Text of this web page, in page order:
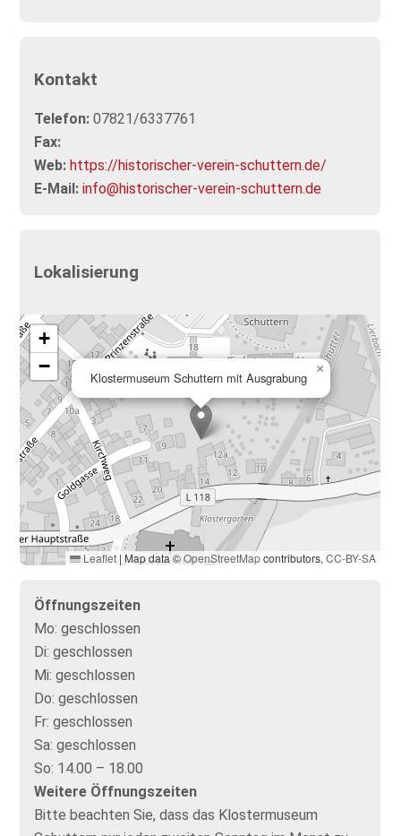
Kontakt
Telefon: 07821/6337761
Fax:
Web: https://historischer-verein-schuttern.de/
E-Mail: info@historischer-verein-schuttern.de
Lokalisierung
Klostermuseum Schuttern mit Ausgrabung
×
+
−
Leaflet | Map data ©OpenStreetMapcontributors,CC-BY-SA
Öffnungszeiten
Mo: geschlossen
Di: geschlossen
Mi: geschlossen
Do: geschlossen
Fr: geschlossen
Sa: geschlossen
So: 14.00 – 18.00
Weitere Öffnungszeiten
Bitte beachten Sie, dass das Klostermuseum